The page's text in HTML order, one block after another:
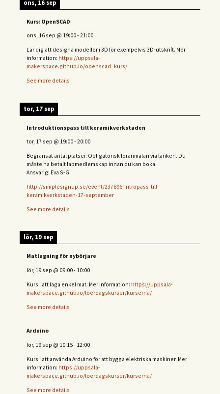
ons, 16 sep
Kurs: OpenSCAD
ons, 16 sep @ 19:00-21:00
Lär dig att designa modeller i 3D för exempelvis 3D-utskrift. Mer
information: https://uppsala-
makerspace.github.io/openscad_kurs/
See more details
tor, 17 sep
Introduktionspass till keramikverkstaden
tor, 17 sep @ 19:00-20:00
Begränsat antal platser. Obligatorisk föranmälan via länken. Du
måste ha betalt labmedlemskap innan du kan boka.
Ansvarig: Eva S-G
http://simplesignup.se/event/237896-intropass-till-
keramikverkstaden-17-september
See more details
lör, 19 sep
Matlagning för nybörjare
lör, 19 sep @ 09:00- 10:00
Kurs i att laga enkel mat. Mer information: https://uppsala-
makerspace.github.io/loerdagskurser/kurserna/
See more details
Arduino
lör, 19 sep @ 10:15- 12:00
Kurs i att använda Arduino för att bygga elektriska maskiner. Mer
information: https://uppsala-
makerspace.github.io/loerdagskurser/kurserna/
See more details